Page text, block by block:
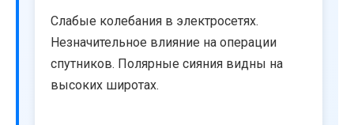
Слабые колебания в электросетях.
Незначительное влияние на операции
спутников. Полярные сияния видны на
высоких широтах.